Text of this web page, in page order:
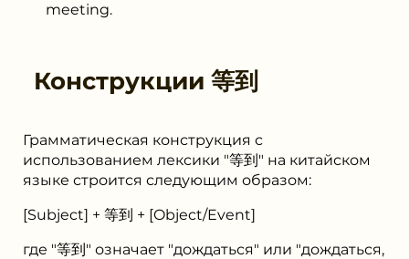
meeting.
Конструкции 等到
Грамматическая конструкция с
использованием лексики "等到" на китайском
языке строится следующим образом:
[Subject] + 等到 + [Object/Event]
где "等到" означает "дождаться" или "дождаться,